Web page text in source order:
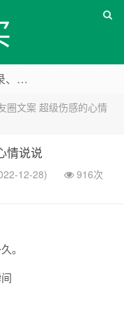
本站后续将专注心情说说、经典语录、心情随笔等
圈文案 超级伤感的心情
情说说
12-28)
916次
。